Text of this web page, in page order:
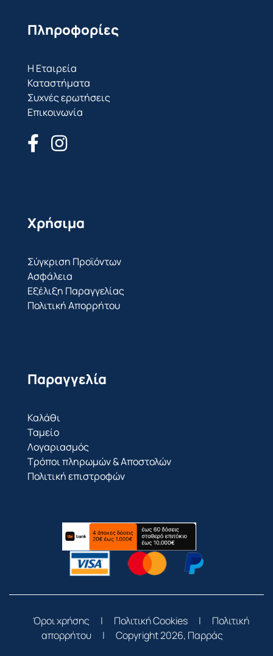
Πληροφορίες
Η Εταιρεία
Καταστήματα
Συχνές ερωτήσεις
Επικοινωνία
Χρήσιμα
Σύγκριση Προϊόντων
Ασφάλεια
Εξέλιξη Παραγγελίας
Πολιτική Απορρήτου
Παραγγελία
Καλάθι
Ταμείο
Λογαριασμός
Τρόποι πληρωμών & Αποστολών
Πολιτική επιστροφών
Όροι χρήσης | Πολιτική Cookies |
Πολιτική
απορρήτου
| Copyright 2026, Παρράς